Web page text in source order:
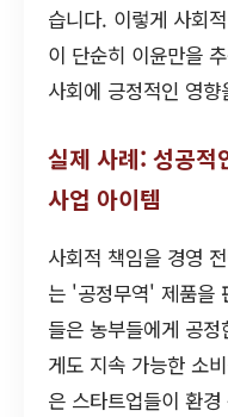
습니다. 이렇게 사회
이 단순히 이윤만을
사회에 긍정적인 영
실제 사례: 성공적
사업 아이템
사회적 책임을 경영
는 '공정무역' 제품을
들은 농부들에게 공
게도 지속 가능한 소
은 스타트업들이 환